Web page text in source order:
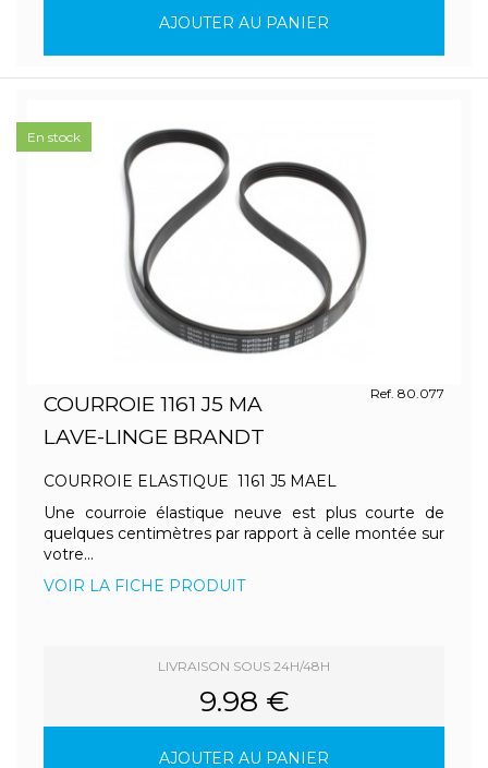
AJOUTER AU PANIER
COURROIE 1161 J5 MA
LAVE-LINGE BRANDT
Ref. 80.077
COURROIE ELASTIQUE 1161 J5 MAEL
Une courroie élastique neuve est plus courte de
quelques centimètres par rapport à celle montée sur
votre...
VOIR LA FICHE PRODUIT
LIVRAISON SOUS 24H/48H
9.98 €
AJOUTER AU PANIER
En stock